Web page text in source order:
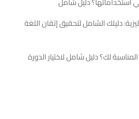
دليلك الشامل لتحقيق إتقان اللغة
لك؟ دليل شامل لاختيار الدورة